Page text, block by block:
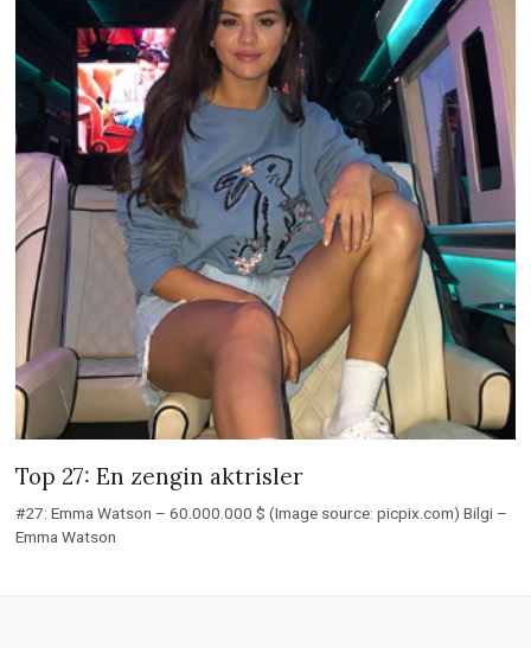
Top 27: En zengin aktrisler
#27: Emma Watson – 60.000.000 $ (Image source: picpix.com) Bilgi –
Emma Watson